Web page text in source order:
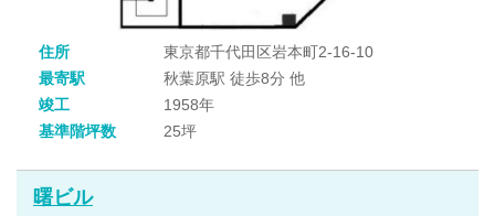
住所
東京都千代田区岩本町2-16-10
最寄駅
秋葉原駅 徒歩8分 他
竣工
1958年
基準階坪数
25坪
曙ビル